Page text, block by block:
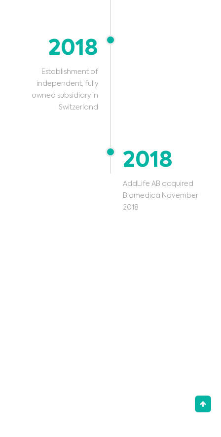
2018
Establishment of
independent, fully
owned subsidiary in
Switzerland
2018
AddLife AB acquired
Biomedica November
2018